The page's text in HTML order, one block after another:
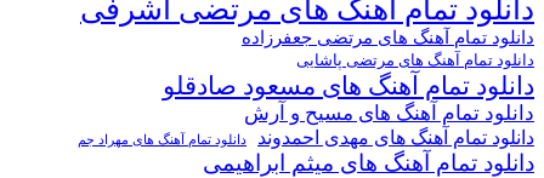
دانلود تمام آهنگ های مرتضی اشرفی
دانلود تمام آهنگ های مرتضی جعفرزاده
دانلود تمام آهنگ های مرتضی پاشایی
دانلود تمام آهنگ های مسعود صادقلو
دانلود تمام آهنگ های مسیح و آرش
دانلود تمام آهنگ های مهدی احمدوند دانلود تمام آهنگ های مهراد جم
دانلود تمام آهنگ های میثم ابراهیمی